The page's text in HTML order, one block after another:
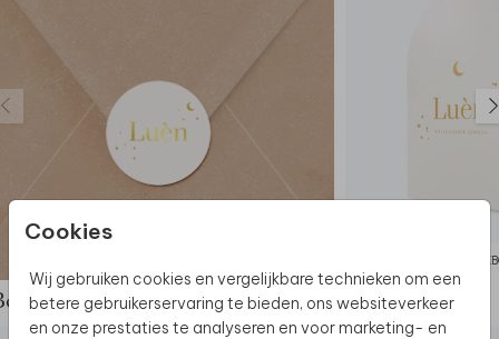
Cookies
Wij gebruiken cookies en vergelijkbare technieken om een
betere gebruikerservaring te bieden, ons websiteverkeer
en onze prestaties te analyseren en voor marketing- en
de complete set